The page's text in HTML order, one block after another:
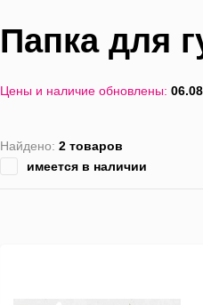
Папка для
Цены и наличие обновлены:
Найдено: 2 товаров
имеется в наличии